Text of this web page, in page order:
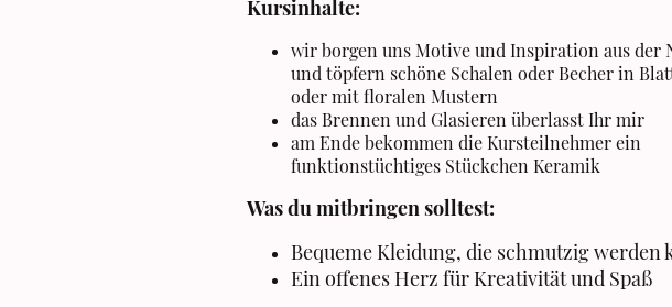
Kursinhalte:
wir borgen uns Motive und Inspiration aus der
und töpfern schöne Schalen oder Becher in
oder mit floralen Mustern
das Brennen und Glasieren überlasst Ihr mir
am Ende bekommen die Kursteilnehmer ein
funktionstüchtiges Stückchen Keramik
Was du mitbringen solltest:
Bequeme Kleidung, die schmutzig werden
Ein offenes Herz für Kreativität und Spaß